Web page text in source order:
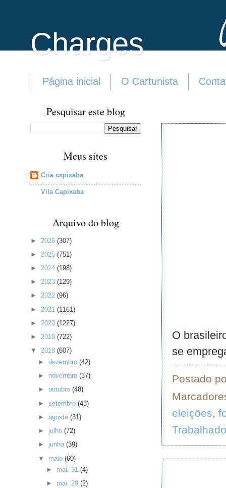
Charges
Página inicial O Cartunista
O
se
Postado
eleições,
Pesquisar este blog
Meus sites
Cria capixaba
Vila Capixaba
Arquivo do blog
► 2026 (307)
► 2025 (751)
► 2024 (198)
► 2023 (129)
► 2022 (96)
► 2021 (1161)
► 2020 (1227)
► 2019 (722)
▼ 2018 (607)
►dezembro(42)
► novembro(37)
►outubro(48)
►setembro(43)
►agosto(31)
► julho(72)
► junho(39)
▼ maio(60)
► mai. 31 (4)
► mai. 29 (2)